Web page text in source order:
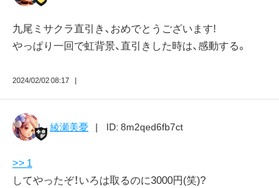
九尾ミサクラ直引き、おめでとうございます!
やっぱり一回で虹背景、直引きした時は、感動する。
2024/02/02 08:17
綾瀬美憂 ID: 8m2qed6fb7ct
>> 1
してやったぞ！いろは取るのに3000円(笑)?